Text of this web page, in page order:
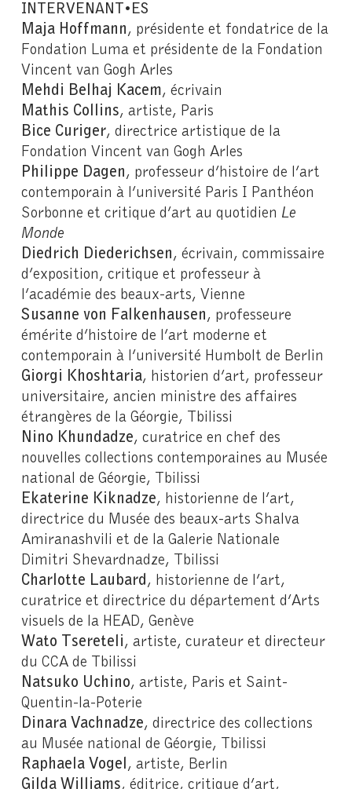
INTERVENANT•ES
Maja Hoffmann, présidente et fondatrice de la
Fondation Luma et présidente de la Fondation
Vincent van Gogh Arles
Mehdi Belhaj Kacem, écrivain
Mathis Collins, artiste, Paris
Bice Curiger, directrice artistique de la
Fondation Vincent van Gogh Arles
Philippe Dagen, professeur d’histoire de l’art
contemporain à l’université Paris I Panthéon
Sorbonne et critique d’art au quotidien Le
Monde
Diedrich Diederichsen, écrivain, commissaire
d’exposition, critique et professeur à
l’académie des beaux-arts, Vienne
Susanne von Falkenhausen, professeure
émérite d’histoire de l’art moderne et
contemporain à l’université Humbolt de Berlin
Giorgi Khoshtaria, historien d’art, professeur
universitaire, ancien ministre des affaires
étrangères de la Géorgie, Tbilissi
Nino Khundadze, curatrice en chef des
nouvelles collections contemporaines au Musée
national de Géorgie, Tbilissi
Ekaterine Kiknadze, historienne de l’art,
directrice du Musée des beaux-arts Shalva
Amiranashvili et de la Galerie Nationale
Dimitri Shevardnadze, Tbilissi
Charlotte Laubard, historienne de l’art,
curatrice et directrice du département d’Arts
visuels de la HEAD, Genève
Wato Tsereteli, artiste, curateur et directeur
du CCA de Tbilissi
Natsuko Uchino, artiste, Paris et Saint-
Quentin-la-Poterie
Dinara Vachnadze, directrice des collections
au Musée national de Géorgie, Tbilissi
Raphaela Vogel, artiste, Berlin
Gilda Williams, éditrice, critique d’art,